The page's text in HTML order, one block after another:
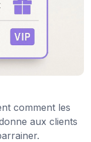
comment les
aux clients